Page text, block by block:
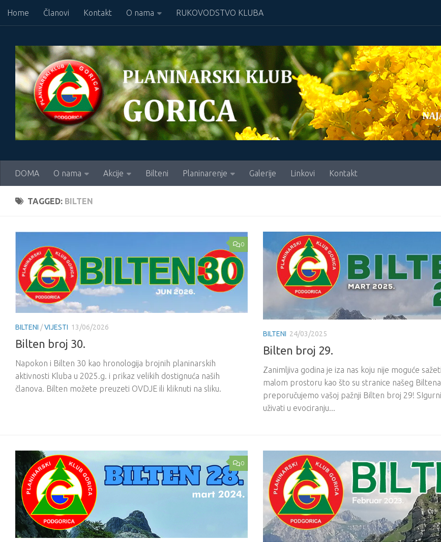
Skip to content
Home Članovi Kontakt O nama RUKOVODSTVO KLUBA
DOMA O nama Akcije Bilteni Planinarenje Galerije Linkovi Kontakt
TAGGED: BILTEN
0
BILTENI /VIJESTI 13/06/2026
Bilten broj 30.
Napokon i Bilten 30 kao hronologija brojnih planinarskih
aktivnosti Kluba u 2025.g. i prikaz velikih dostignuća naših
članova. Bilten možete preuzeti OVDJE ili kliknuti na sliku.
BILTENI 24/03/2025
Bilten broj 29.
Zanimljiva godina je iza nas koju nije moguće
malom prostoru kao što su stranice našeg
preporučujemo vašoj pažnji Bilten broj 29!
uživati u evociranju...
0